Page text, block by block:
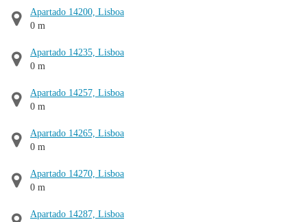
Apartado 14200, Lisboa
0 m
Apartado 14235, Lisboa
0 m
Apartado 14257, Lisboa
0 m
Apartado 14265, Lisboa
0 m
Apartado 14270, Lisboa
0 m
Apartado 14287, Lisboa